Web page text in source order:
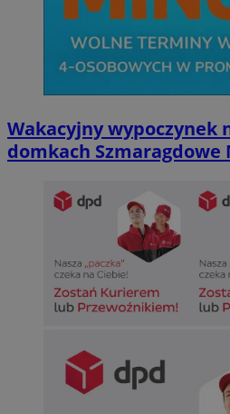
Wakacyjny wypoczynek
domkach Szmaragdowe